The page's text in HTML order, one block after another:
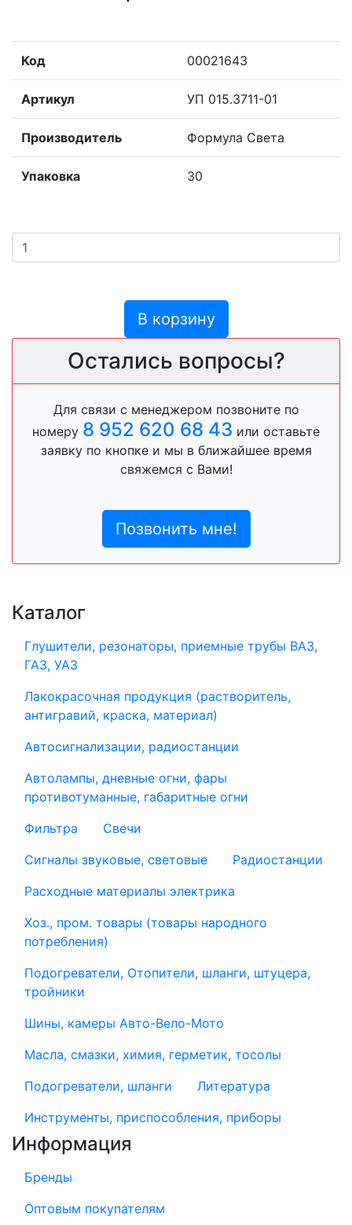
Код 00021643
Артикул УП 015.3711-01
Производитель Формула Света
Упаковка 30
В корзину
Остались вопросы?
Для связи с менеджером позвоните по
номеру 8 952 620 68 43 или оставьте
заявку по кнопке и мы в ближайшее время
свяжемся с Вами!
Позвонить мне!
Каталог
Глушители, резонаторы, приемные трубы ВАЗ,
ГАЗ, УАЗ
Лакокрасочная продукция (растворитель,
антигравий, краска, материал)
Автосигнализации, радиостанции
Автолампы, дневные огни, фары
противотуманные, габаритные огни
Фильтра
Свечи
Сигналы звуковые, световые
Радиостанции
Расходные материалы электрика
Хоз., пром. товары (товары народного
потребления)
Подогреватели, Отопители, шланги, штуцера,
тройники
Шины, камеры Авто-Вело-Мото
Масла, смазки, химия, герметик, тосолы
Подогреватели, шланги
Литература
Инструменты, приспособления, приборы
Информация
Бренды
Оптовым покупателям